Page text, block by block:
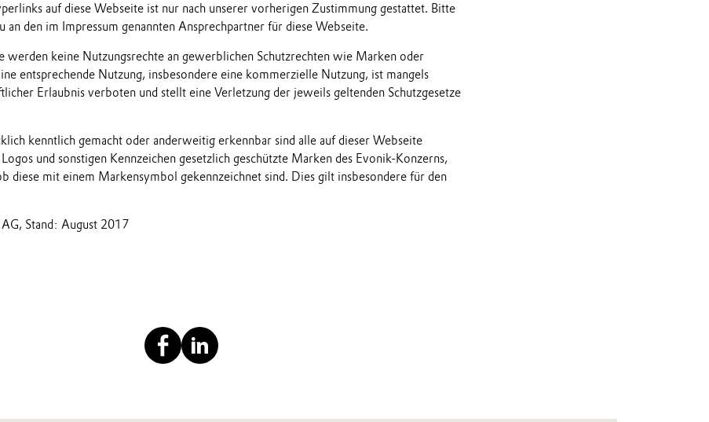
auf diese Webseite ist nur nach unserer vorherigen Zustimmung gestattet. Bitte
an den im Impressum genannten Ansprechpartner für diese Webseite.
werden keine Nutzungsrechte an gewerblichen Schutzrechten wie Marken oder
entsprechende Nutzung, insbesondere eine kommerzielle Nutzung, ist mangels
Erlaubnis verboten und stellt eine Verletzung der jeweils geltenden Schutzgesetze
kenntlich gemacht oder anderweitig erkennbar sind alle auf dieser Webseite
und sonstigen Kennzeichen gesetzlich geschützte Marken des Evonik-Konzerns,
diese mit einem Markensymbol gekennzeichnet sind. Dies gilt insbesondere für den
Stand: August 2017